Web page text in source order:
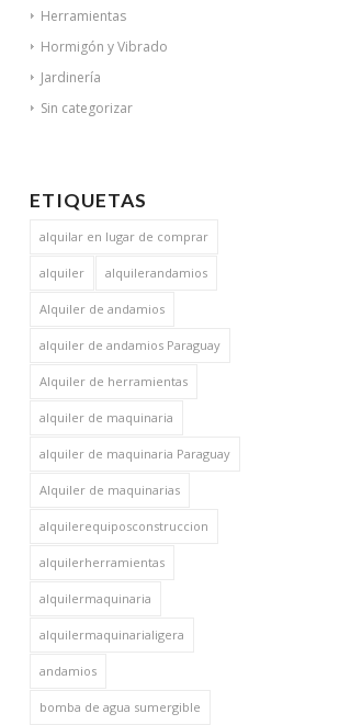
Herramientas
Hormigón y Vibrado
Jardinería
Sin categorizar
ETIQUETAS
alquilar en lugar de comprar
alquiler alquilerandamios
Alquiler de andamios
alquiler de andamios Paraguay
Alquiler de herramientas
alquiler de maquinaria
alquiler de maquinaria Paraguay
Alquiler de maquinarias
alquilerequiposconstruccion
alquilerherramientas
alquilermaquinaria
alquilermaquinarialigera
andamios
bomba de agua sumergible